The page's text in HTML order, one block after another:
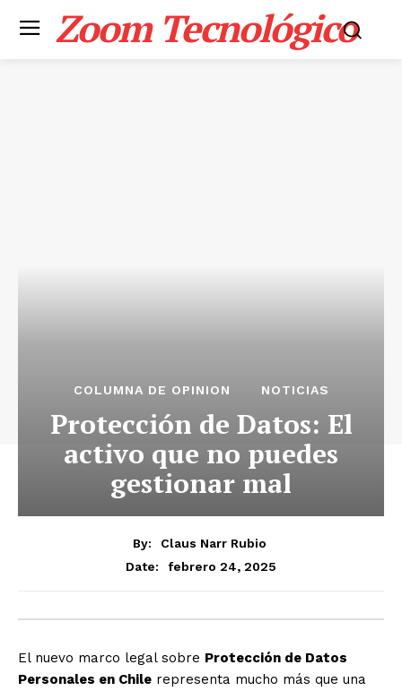
Zoom Tecnológico
COLUMNA DE OPINION NOTICIAS
Protección de Datos: El
activo que no puedes
gestionar mal
By:
Claus Narr Rubio
Date:
febrero 24, 2025
El nuevo marco legal sobre Protección de Datos
Personales en Chile representa mucho más que una